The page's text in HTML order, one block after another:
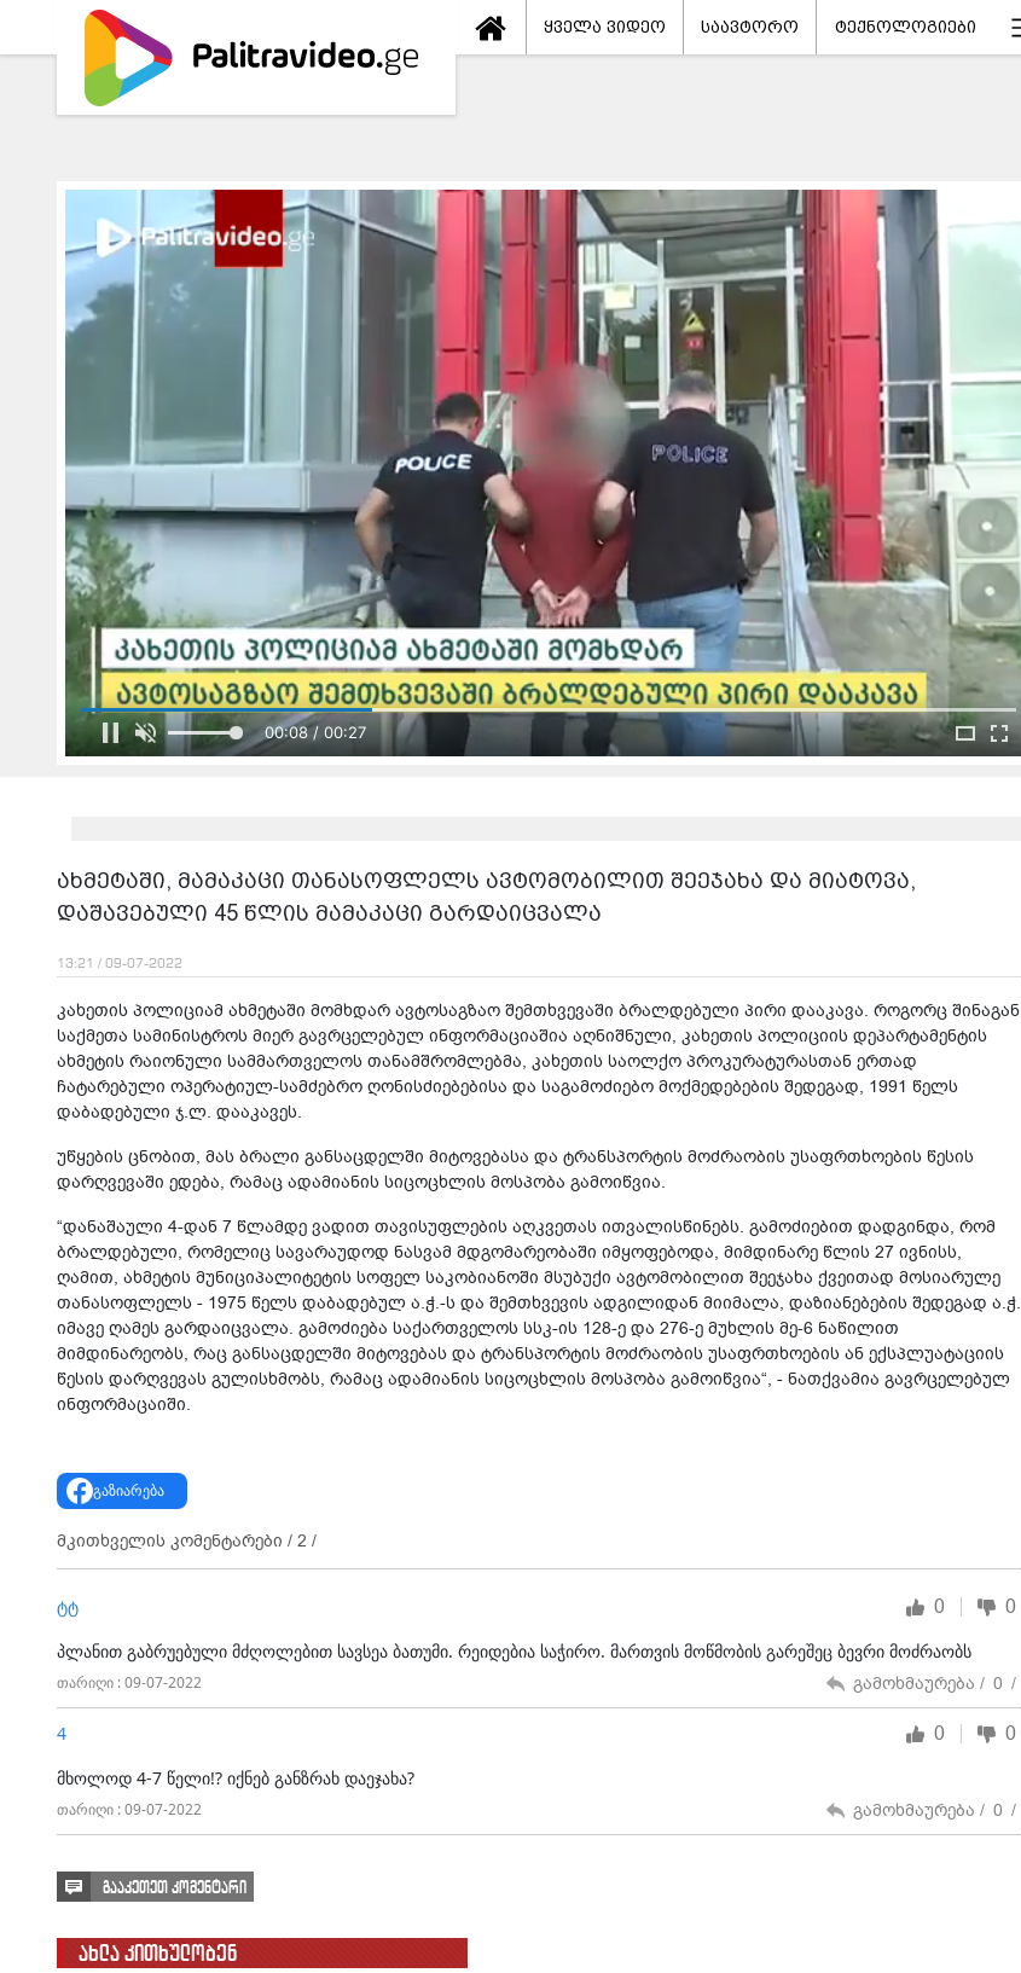
ყველა ვიდეო საავტორო ტექნოლოგიები
00:10 / 00:27
ახმეტაში, მამაკაცი თანასოფლელს ავტომობილით შეეჯახა და მიატოვა,
დაშავებული 45 წლის მამაკაცი გარდაიცვალა
13:21 / 09-07-2022
კახეთის პოლიციამ ახმეტაში მომხდარ ავტოსაგზაო შემთხვევაში ბრალდებული პირი დააკავა. როგორც შინაგან
საქმეთა სამინისტროს მიერ გავრცელებულ ინფორმაციაშია აღნიშნული, კახეთის პოლიციის დეპარტამენტის
ახმეტის რაიონული სამმართველოს თანამშრომლებმა, კახეთის საოლქო პროკურატურასთან ერთად
ჩატარებული ოპერატიულ-სამძებრო ღონისძიებებისა და საგამოძიებო მოქმედებების შედეგად, 1991 წელს
დაბადებული ჯ.ლ. დააკავეს.
უწყების ცნობით, მას ბრალი განსაცდელში მიტოვებასა და ტრანსპორტის მოძრაობის უსაფრთხოების წესის
დარღვევაში ედება, რამაც ადამიანის სიცოცხლის მოსპობა გამოიწვია.
“დანაშაული 4-დან 7 წლამდე ვადით თავისუფლების აღკვეთას ითვალისწინებს. გამოძიებით დადგინდა, რომ
ბრალდებული, რომელიც სავარაუდოდ ნასვამ მდგომარეობაში იმყოფებოდა, მიმდინარე წლის 27 ივნისს,
ღამით, ახმეტის მუნიციპალიტეტის სოფელ საკობიანოში მსუბუქი ავტომობილით შეეჯახა ქვეითად მოსიარულე
თანასოფლელს - 1975 წელს დაბადებულ ა.ჭ.-ს და შემთხვევის ადგილიდან მიიმალა, დაზიანებების შედეგად ა.ჭ.
იმავე ღამეს გარდაიცვალა. გამოძიება საქართველოს სსკ-ის 128-ე და 276-ე მუხლის მე-6 ნაწილით
მიმდინარეობს, რაც განსაცდელში მიტოვებას და ტრანსპორტის მოძრაობის უსაფრთხოების ან ექსპლუატაციის
წესის დარღვევას გულისხმობს, რამაც ადამიანის სიცოცხლის მოსპობა გამოიწვია“, - ნათქვამია გავრცელებულ
ინფორმაცაიში.
გაზიარება
მკითხველის კომენტარები / 2 /
ტტ 0 0
პლანით გაბრუებული მძღოლებით სავსეა ბათუმი. რეიდებია საჭირო. მართვის მოწმობის გარეშეც ბევრი მოძრაობს
თარიღი : 09-07-2022 გამოხმაურება / 0 /
4 0 0
მხოლოდ 4-7 წელი!? იქნებ განზრახ დაეჯახა?
თარიღი : 09-07-2022 გამოხმაურება / 0 /
გააკეთეთ კომენტარი
ახლა კითხულობენ